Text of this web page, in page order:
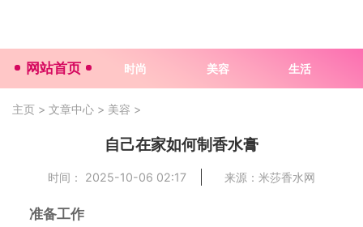
网站首页 时尚 美容 生活
主页 > 文章中心 > 美容 >
自己在家如何制香水膏
时间： 2025-10-06 02:17 来源：米莎香水网
准备工作